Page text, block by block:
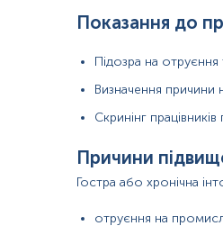
В день дослідження
Дітей до 5 років перед
Застереження!
Показання до
Підозра на отруєння
Визначення причини
Скринінг
Причини
Гостра або хронічна
отруєння на